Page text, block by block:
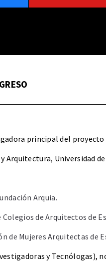
principal del proyecto
Arquitectura, Universidad
Arquia.
de Arquitectos de
de Mujeres Arquitectas de
y Tecnólogas),